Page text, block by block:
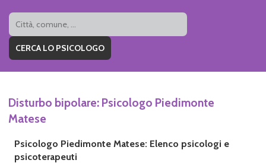
Disturbo bipolare: Psicologo Piedimonte
Matese
Psicologo Piedimonte Matese: Elenco psicologi e
psicoterapeuti